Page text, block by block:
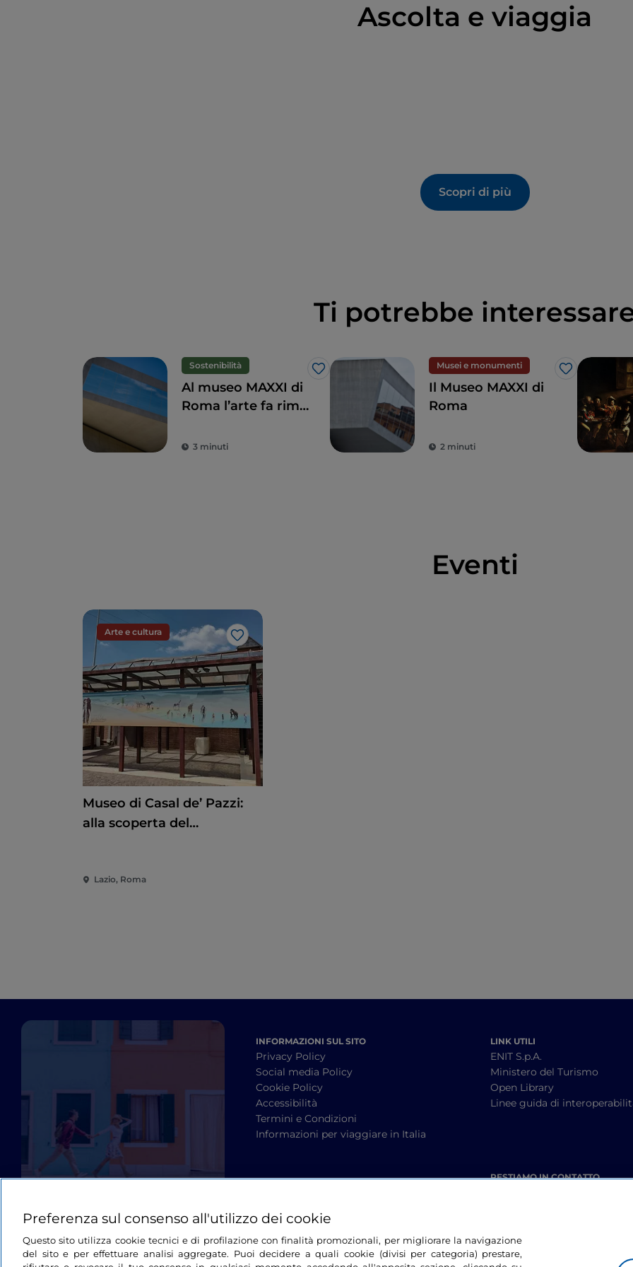
Ascolta e viaggia
Scopri di più
Ti potrebbe
Sostenibilità
Like
Al museo MAXXI di
Roma l’arte fa rima
inclusione
3 minuti
Musei e monumenti
Like
Il Museo MAXXI di
Roma
2 minuti
Eventi
Arte e cultura
Like
Museo di Casal de’ Pazzi:
alla scoperta del
Lazio, Roma
INFORMAZIONI SUL SITO
Privacy Policy
Social media Policy
Cookie Policy
Accessibilità
Termini e Condizioni
Informazioni per viaggiare in Italia
LINK UTILI
ENIT S.p.A.
Ministero del Turismo
Open Library
Linee guida di
RESTIAMO IN CONTATTO
Preferenza sul consenso all'utilizzo dei cookie
Questo sito utilizza cookie tecnici e di profilazione con finalità promozionali, per migliorare la navigazione
del sito e per effettuare analisi aggregate. Puoi decidere a quali cookie (divisi per categoria) prestare,